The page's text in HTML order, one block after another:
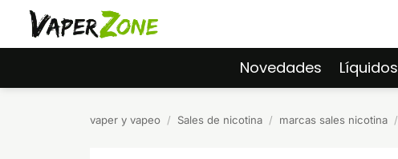
Saltar
contenido
Novedades Líquidos
vaper y vapeo / Sales de nicotina / marcas sales nicotina /